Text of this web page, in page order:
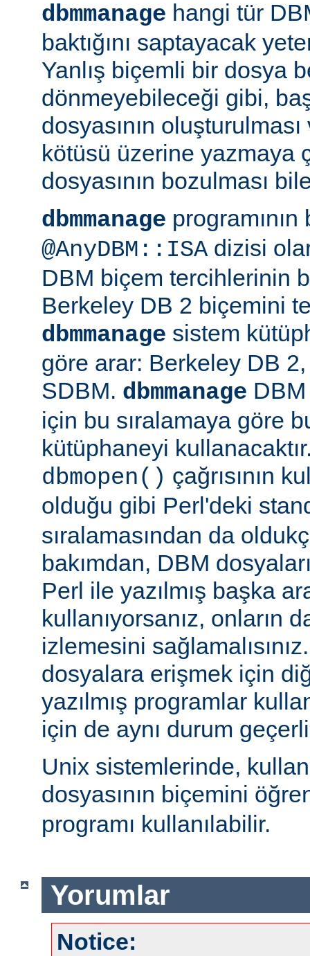
dbmmanage hangi tür
baktığını saptayacak
Yanlış biçemli bir dosya
dönmeyebileceği gibi,
dosyasının
kötüsü üzerine yazmaya
dosyasının bozulması
dbmmanage programının
@AnyDBM::ISA dizisi
DBM biçem tercihlerinin
Berkeley DB 2 biçemini
dbmmanage sistem
göre arar: Berkeley DB
SDBM. dbmmanage
için bu sıralamaya göre
kütüphaneyi
dbmopen() çağrısının
olduğu gibi Perl'deki
sıralamasından da
bakımdan, DBM
Perl ile yazılmış başka
kullanıyorsanız, onların
izlemesini
dosyalara erişmek için
yazılmış programlar
için de aynı durum
Unix sistemlerinde,
dosyasının biçemini
programı kullanılabilir.
Yorumlar
Notice: